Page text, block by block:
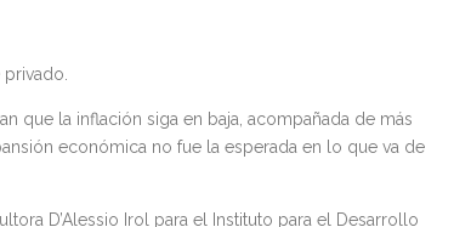
que la inflación siga en baja, acompañada de más
económica no fue la esperada en lo que va de
D’Alessio Irol para el Instituto para el Desarrollo